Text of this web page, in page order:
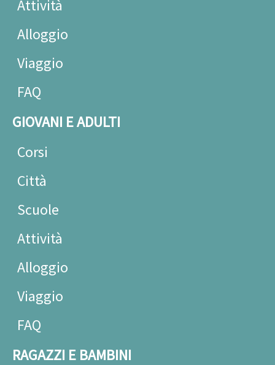
Attività
Alloggio
Viaggio
FAQ
GIOVANI E ADULTI
Corsi
Città
Scuole
Attività
Alloggio
Viaggio
FAQ
RAGAZZI E BAMBINI